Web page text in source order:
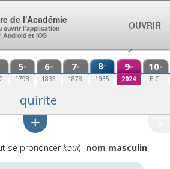
5e
1798
6e
1835
7e
1878
8e
1935
9e
2024
10e
E.C.
quirite
se prononcerkoui) nom masculin
de l’Académie
ouvrir l’application
Android et iOS
OUVRIR